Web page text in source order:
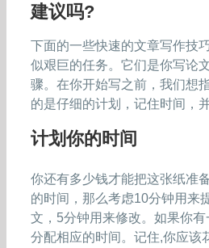
建议吗?
下面的一些快速的文章写作技
似艰巨的任务。它们是你写论
骤。在你开始写之前，我们想
的是仔细的计划，记住时间，
计划你的时间
你还有多少钱才能把这张纸准
的时间，那么考虑10分钟用来
文，5分钟用来修改。如果你
分配相应的时间。记住,你应该